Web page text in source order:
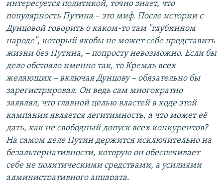
интересуется политикой, точно знает, что
популярность Путина – это миф. После истории с
Дунцовой говорить о каком-то там "глубинном
народе", который якобы не может себе представить
жизни без Путина, – попросту невозможно. Если бы
дело обстояло именно так, то Кремль всех
желающих – включая Дунцову – обязательно бы
зарегистрировал. Он ведь сам многократно
заявлял, что главной целью властей в ходе этой
кампании является легитимность, а что может её
дать, как не свободный допуск всех конкурентов?
На самом деле Путин держится исключительно на
безальтернативности, которую он обеспечивает
себе не политическими средствами, а усилиями
административного аппарата.